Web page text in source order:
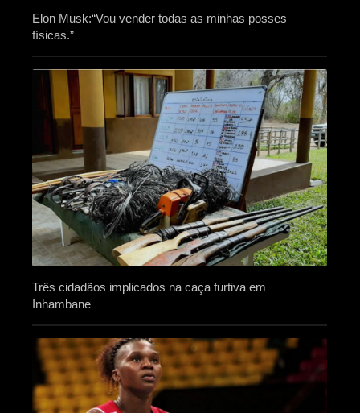
Elon Musk:“Vou vender todas as minhas posses
físicas.”
Três cidadãos implicados na caça furtiva em
Inhambane